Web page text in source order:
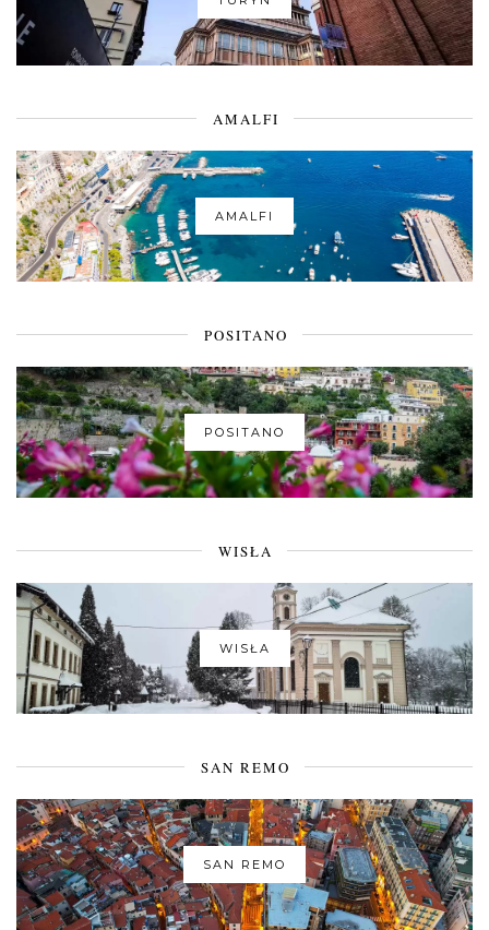
AMALFI
AMALFI
POSITANO
POSITANO
WISŁA
WISŁA
SAN REMO
SAN REMO